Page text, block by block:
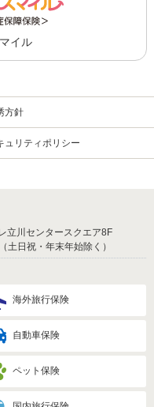
イル
方針
ュリティポリシー
立川センタースクエア8F
日祝・年末年始除く）
海外旅行保険
自動車保険
ペット保険